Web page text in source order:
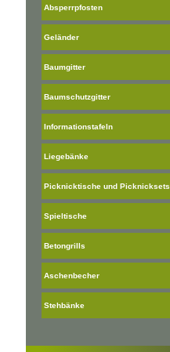
Absperrpfosten
Geländer
Baumgitter
Baumschutzgitter
Informationstafeln
Liegebänke
Picknicktische und Picknicksets
Spieltische
Betongrills
Aschenbecher
Stehbänke